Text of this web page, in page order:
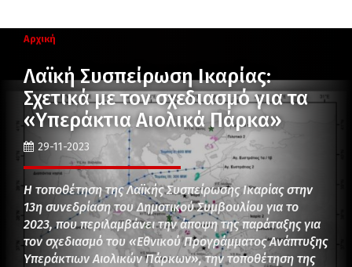
Αρχική
Λαϊκή Συσπείρωση Ικαρίας:
Σχετικά με τον σχεδιασμό για τα
«Υπεράκτια Αιολικά Πάρκα»
29-11-2023
Η τοποθέτηση της Λαϊκής Συσπείρωσης Ικαρίας στην
13η συνεδρίαση του Δημοτικού Συμβουλίου για το
2023, που περιλαμβάνει την άποψη της παράταξης για
τον σχεδιασμό του «Εθνικού Προγράμματος Ανάπτυξης
Υπεράκτιων Αιολικών Πάρκων», την τοποθέτηση της